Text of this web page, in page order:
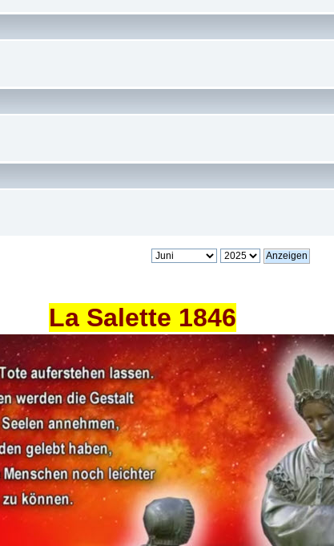
La Salette 1846